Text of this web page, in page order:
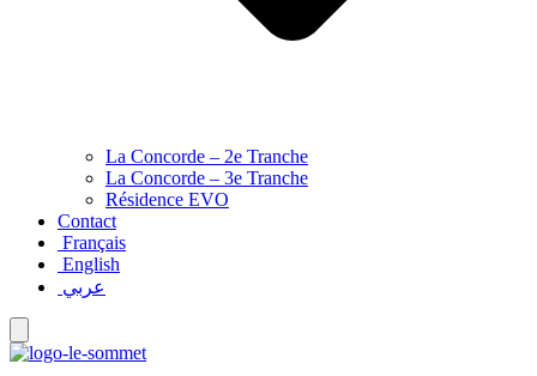
La Concorde – 2e Tranche
La Concorde – 3e Tranche
Résidence EVO
Contact
Français
English
عربي